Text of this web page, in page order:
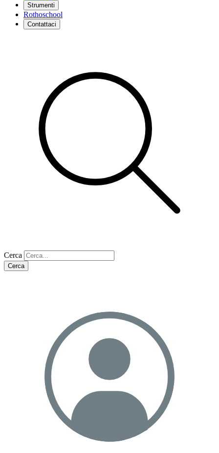
Strumenti
Rothoschool
Contattaci
Cerca
Cerca